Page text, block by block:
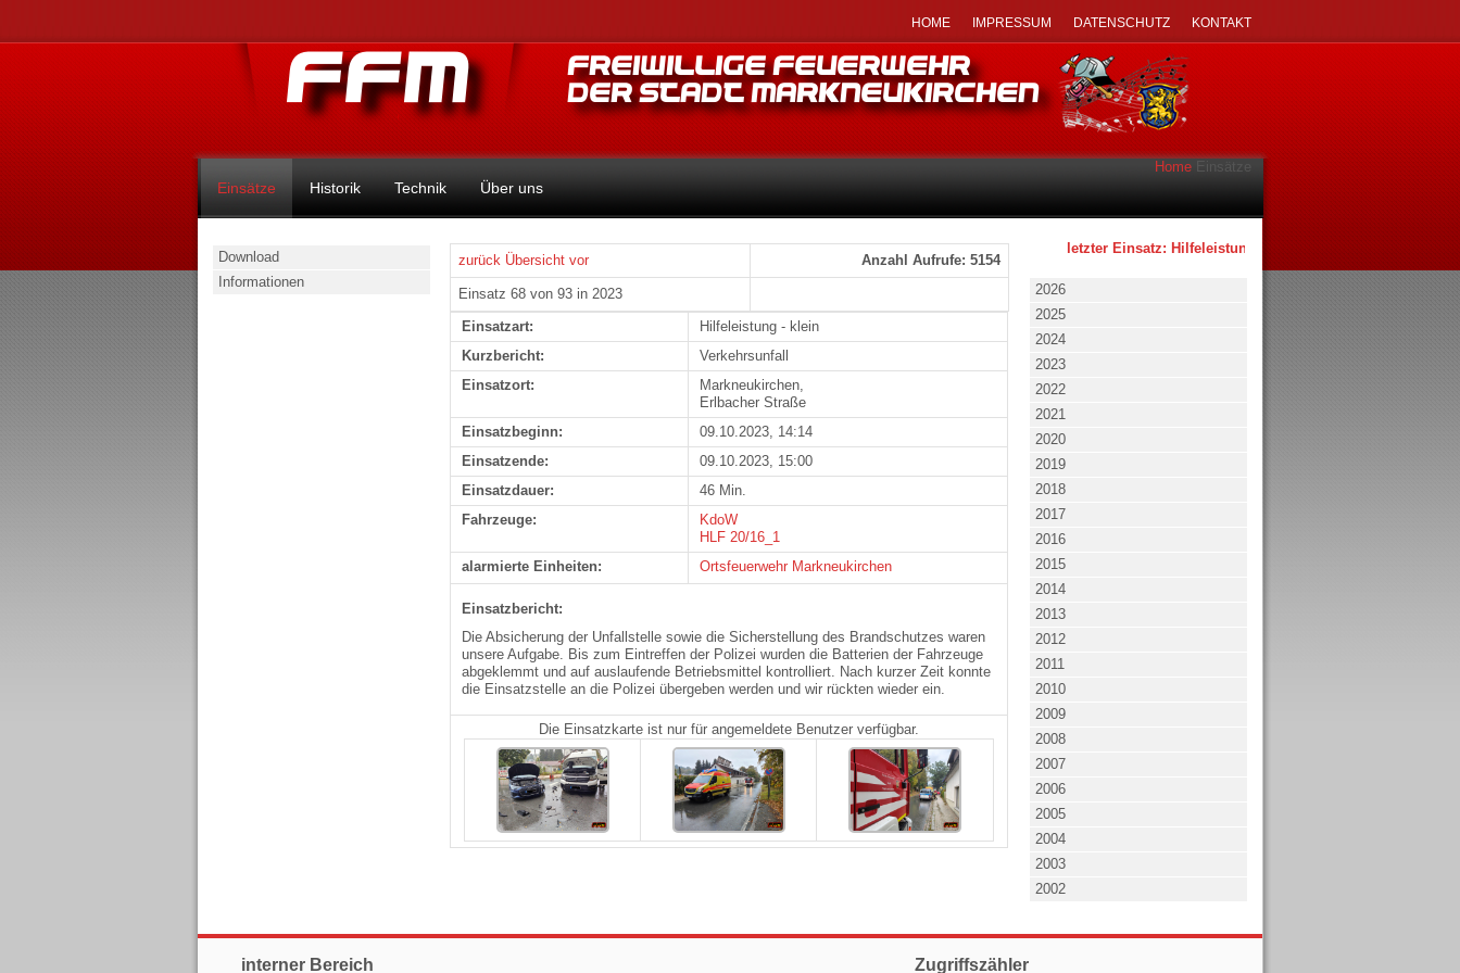
HOME IMPRESSUM DATENSCHUTZ KONTAKT
Home Einsätze
Einsätze Historik Technik Über uns
Download
Informationen
zurück Übersicht vor Anzahl Aufrufe: 5154
Einsatz 68 von 93 in 2023
Einsatzart:
Hilfeleistung - klein
Kurzbericht:
Verkehrsunfall
Einsatzort:
Markneukirchen,
Erlbacher Straße
Einsatzbeginn:
09.10.2023, 14:14
Einsatzende:
09.10.2023, 15:00
Einsatzdauer:
46 Min.
Fahrzeuge:
KdoW
HLF 20/16_1
alarmierte Einheiten:
Ortsfeuerwehr Markneukirchen
Einsatzbericht:
Die Absicherung der Unfallstelle sowie die Sicherstellung des Brandschutzes waren
unsere Aufgabe. Bis zum Eintreffen der Polizei wurden die Batterien der Fahrzeuge
abgeklemmt und auf auslaufende Betriebsmittel kontrolliert. Nach kurzer Zeit konnte
die Einsatzstelle an die Polizei übergeben werden und wir rückten wieder ein.
Die Einsatzkarte ist nur für angemeldete Benutzer verfügbar.
letzter Einsatz: Hilfeleistung - klein - 02.08.2026 um 17:53
2026
2025
2024
2023
2022
2021
2020
2019
2018
2017
2016
2015
2014
2013
2012
2011
2010
2009
2008
2007
2006
2005
2004
2003
2002
interner Bereich Zugriffszähler